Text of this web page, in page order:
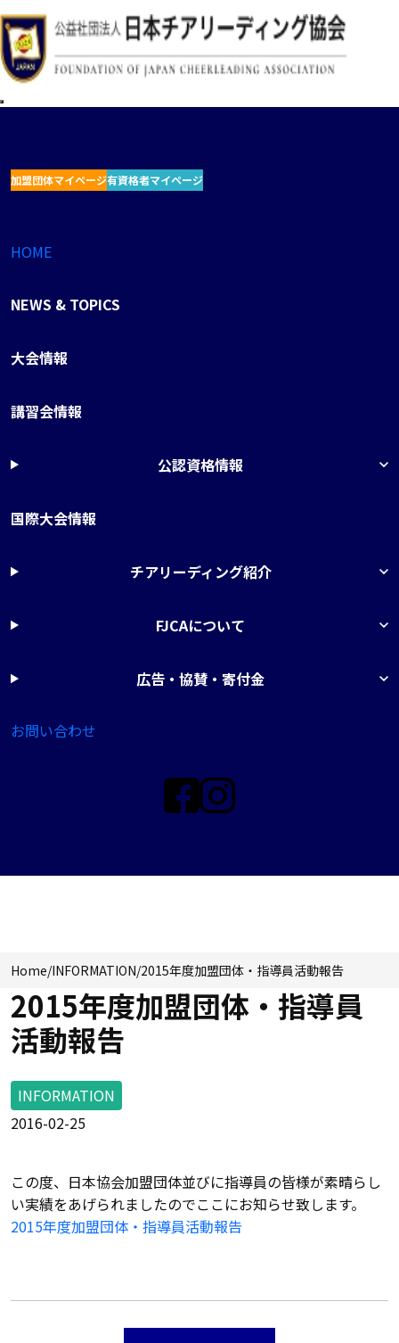
加盟団体マイページ有資格者マイページ
HOME
NEWS & TOPICS
大会情報
講習会情報
公認資格情報
国際大会情報
チアリーディング紹介
FJCAについて
広告・協賛・寄付金
お問い合わせ
Home/INFORMATION/2015年度加盟団体・指導員活動報告
2015年度加盟団体・指導員
活動報告
INFORMATION
2016-02-25
この度、日本協会加盟団体並びに指導員の皆様が素晴らし
い実績をあげられましたのでここにお知らせ致します。
2015年度加盟団体・指導員活動報告